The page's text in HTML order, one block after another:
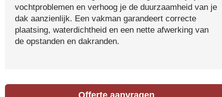
vochtproblemen en verhoog je de duurzaamheid van je
dak aanzienlijk. Een vakman garandeert correcte
plaatsing, waterdichtheid en een nette afwerking van
de opstanden en dakranden.
Offerte aanvragen